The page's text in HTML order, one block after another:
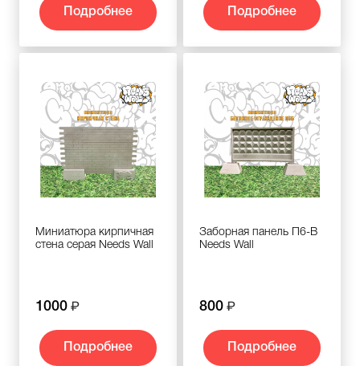
Подробнее Подробнее
Миниатюра кирпичная
стена серая Needs Wall
1000
Подробнее
Заборная панель П6-В
Needs Wall
800
Подробнее